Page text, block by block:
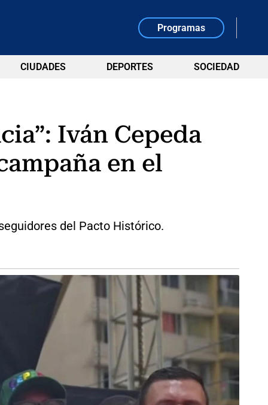
Programas
CIUDADES DEPORTES SOCIEDAD
Iván Cepeda
en el
del Pacto Histórico.